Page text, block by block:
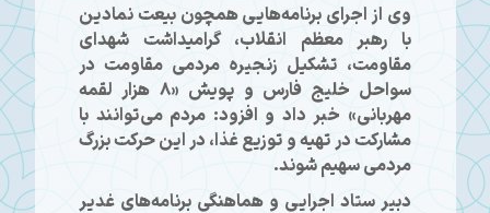
وی از اجرای برنامه‌هایی همچون بیعت نمادین
با رهبر معظم انقلاب، گرامیداشت شهدای
مقاومت، تشکیل زنجیره مردمی مقاومت در
سواحل خلیج فارس و پویش «۸ هزار لقمه
مهربانی» خبر داد و افزود: مردم می‌توانند با
مشارکت در تهیه و توزیع غذا، در این حرکت بزرگ
مردمی سهیم شوند.
دبیر ستاد اجرایی و هماهنگی برنامه‌های غدیر